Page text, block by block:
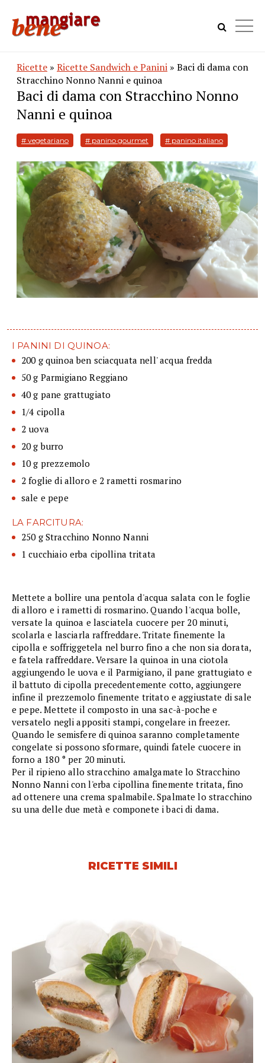
Ricette » Ricette Sandwich e Panini » Baci di dama con
Stracchino Nonno Nanni e quinoa
Baci di dama con Stracchino Nonno
Nanni e quinoa
# vegetariano # panino gourmet # panino italiano
I PANINI DI QUINOA:
200 g quinoa ben sciacquata nell' acqua fredda
50 g Parmigiano Reggiano
40 g pane grattugiato
1/4 cipolla
2 uova
20 g burro
10 g prezzemolo
2 foglie di alloro e 2 rametti rosmarino
sale e pepe
LA FARCITURA:
250 g Stracchino Nonno Nanni
1 cucchiaio erba cipollina tritata
Mettete a bollire una pentola d'acqua salata con le foglie
di alloro e i rametti di rosmarino. Quando l'acqua bolle,
versate la quinoa e lasciatela cuocere per 20 minuti,
scolarla e lasciarla raffreddare. Tritate finemente la
cipolla e soffriggetela nel burro fino a che non sia dorata,
e fatela raffreddare. Versare la quinoa in una ciotola
aggiungendo le uova e il Parmigiano, il pane grattugiato e
il battuto di cipolla precedentemente cotto, aggiungere
infine il prezzemolo finemente tritato e aggiustate di sale
e pepe. Mettete il composto in una sac-à-poche e
versatelo negli appositi stampi, congelare in freezer.
Quando le semisfere di quinoa saranno completamente
congelate si possono sformare, quindi fatele cuocere in
forno a 180 ° per 20 minuti.
Per il ripieno allo stracchino amalgamate lo Stracchino
Nonno Nanni con l'erba cipollina finemente tritata, fino
ad ottenere una crema spalmabile. Spalmate lo stracchino
su una delle due metà e componete i baci di dama.
RICETTE SIMILI